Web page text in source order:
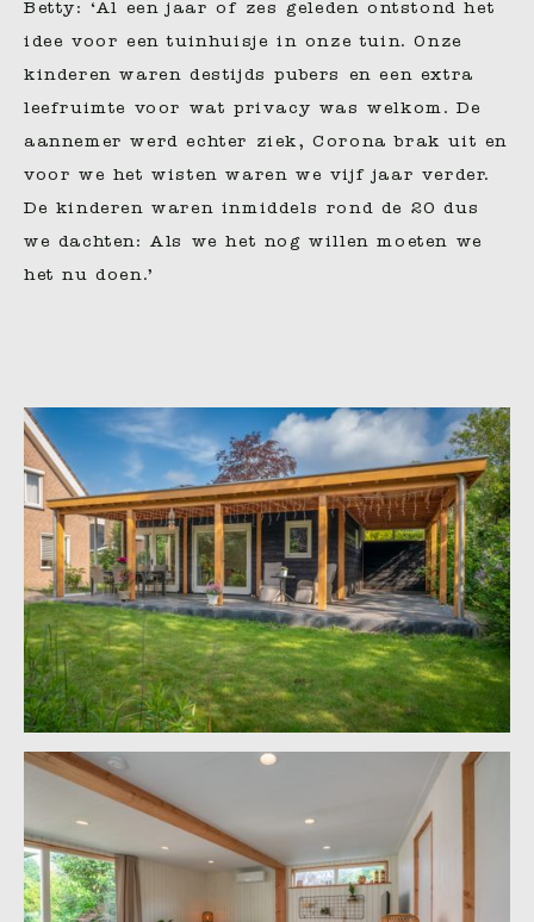
Betty: ‘Al een jaar of zes geleden ontstond het
idee voor een tuinhuisje in onze tuin. Onze
kinderen waren destijds pubers en een extra
leefruimte voor wat privacy was welkom. De
aannemer werd echter ziek, Corona brak uit en
voor we het wisten waren we vijf jaar verder.
De kinderen waren inmiddels rond de 20 dus
we dachten: Als we het nog willen moeten we
het nu doen.’